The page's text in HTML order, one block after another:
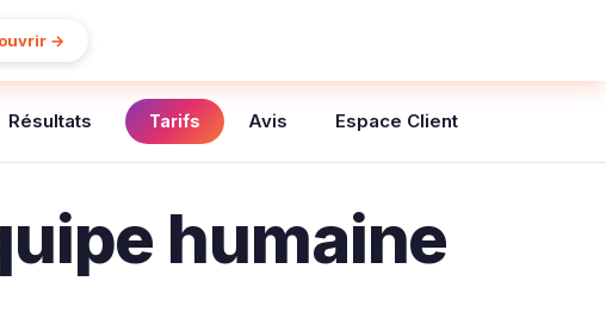
→
Résultats Tarifs Avis Espace Client
humaine